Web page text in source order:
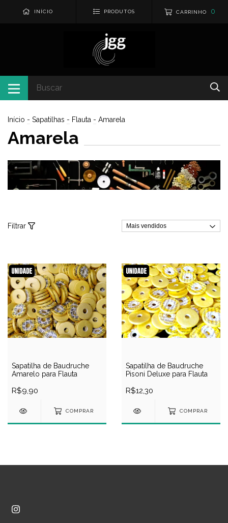
INÍCIO PRODUTOS CARRINHO 0
Início - Sapatilhas - Flauta - Amarela
Amarela
Filtrar
Sapatilha de Baudruche
Amarelo para Flauta
R$9,90
COMPRAR
Sapatilha de Baudruche
Pisoni Deluxe para Flauta
R$12,30
COMPRAR